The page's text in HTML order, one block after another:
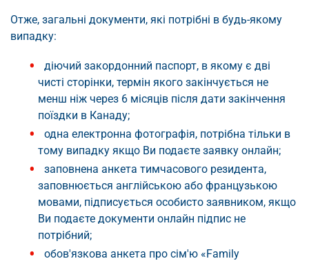
Отже, загальні документи, які потрібні в будь-якому
випадку:
діючий закордонний паспорт, в якому є дві
чисті сторінки, термін якого закінчується не
менш ніж через 6 місяців після дати закінчення
поїздки в Канаду;
одна електронна фотографія, потрібна тільки в
тому випадку якщо Ви подаєте заявку онлайн;
заповнена анкета тимчасового резидента,
заповнюється англійською або французькою
мовами, підписується особисто заявником, якщо
Ви подаєте документи онлайн підпис не
потрібний;
обов'язкова анкета про сім'ю «Family